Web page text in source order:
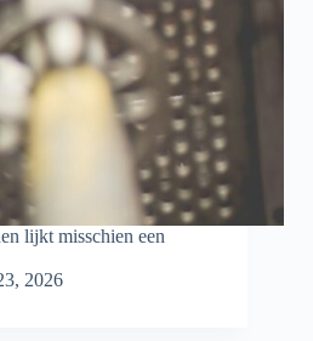
lijkt misschien een
2026